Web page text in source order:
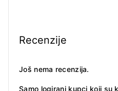
Recenzije
Još nema recenzija.
Samo logirani kupci koji su